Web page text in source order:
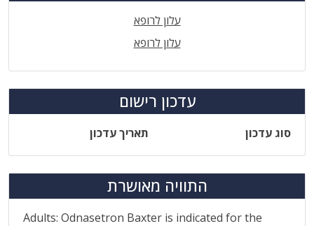
עלון לרופא
עלון לרופא
עדכון רישום
סוג עדכון תאריך עדכון
התוויה מאושרת
Adults: Odnasetron Baxter is indicated for the